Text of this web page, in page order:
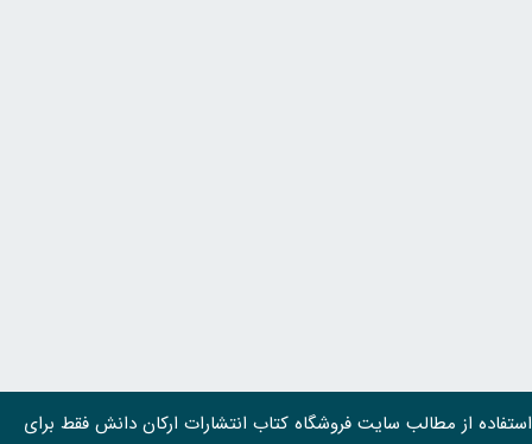
استفاده از مطالب سايت فروشگاه کتاب انتشارات ارکان دانش فقط برای